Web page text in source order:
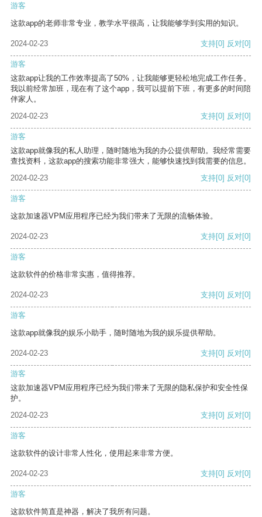
游客
这款app的老师非常专业，教学水平很高，让我能够学到实用的知识。
2024-02-23 支持[0] 反对[0]
游客
这款app让我的工作效率提高了50%，让我能够更轻松地完成工作任务。
我以前经常加班，现在有了这个app，我可以提前下班，有更多的时间陪
伴家人。
2024-02-23
支持[0] 反对[0]
游客
这款app就像我的私人助理，随时随地为我的办公提供帮助。我经常需要
查找资料，这款app的搜索功能非常强大，能够快速找到我需要的信息。
2024-02-23
支持[0] 反对[0]
游客
这款加速器VPM应用程序已经为我们带来了无限的流畅体验。
2024-02-23 支持[0] 反对[0]
游客
这款软件的价格非常实惠，值得推荐。
2024-02-23 支持[0] 反对[0]
游客
这款app就像我的娱乐小助手，随时随地为我的娱乐提供帮助。
2024-02-23 支持[0] 反对[0]
游客
这款加速器VPM应用程序已经为我们带来了无限的隐私保护和安全性保
护。
2024-02-23
支持[0] 反对[0]
游客
这款软件的设计非常人性化，使用起来非常方便。
2024-02-23 支持[0] 反对[0]
游客
这款软件简直是神器，解决了我所有问题。